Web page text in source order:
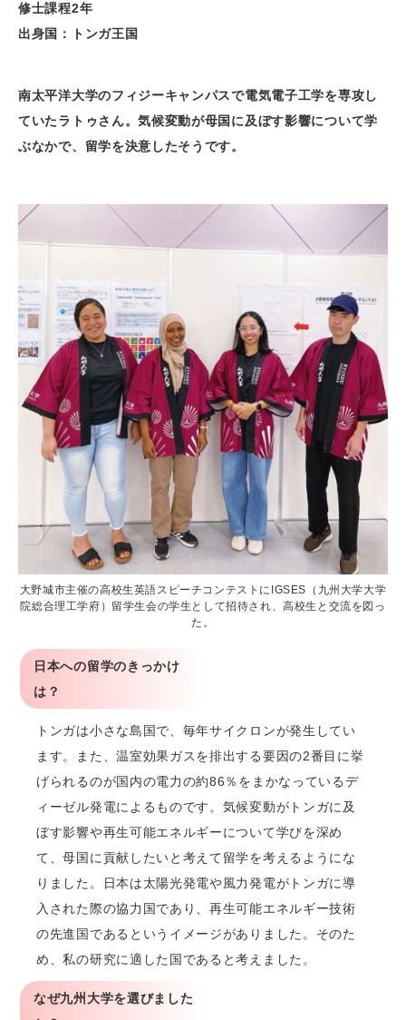
修士課程2年
出身国：トンガ王国
南太平洋大学のフィジーキャンパスで電気電子工学を専攻し
ていたラトゥさん。気候変動が母国に及ぼす影響について学
ぶなかで、留学を決意したそうです。
大野城市主催の高校生英語スピーチコンテストにIGSES（九州大学大学
院総合理工学府）留学生会の学生として招待され、高校生と交流を図っ
た。
日本への留学のきっかけ
は？
トンガは小さな島国で、毎年サイクロンが発生してい
ます。また、温室効果ガスを排出する要因の2番目に挙
げられるのが国内の電力の約86％をまかなっているデ
ィーゼル発電によるものです。気候変動がトンガに及
ぼす影響や再生可能エネルギーについて学びを深め
て、母国に貢献したいと考えて留学を考えるようにな
りました。日本は太陽光発電や風力発電がトンガに導
入された際の協力国であり、再生可能エネルギー技術
の先進国であるというイメージがありました。そのた
め、私の研究に適した国であると考えました。
なぜ九州大学を選びました